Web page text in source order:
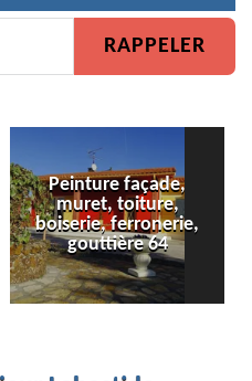
façade,
toiture,
ferronerie,
gouttière 64